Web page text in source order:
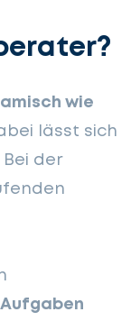
wie
lässt sich
der